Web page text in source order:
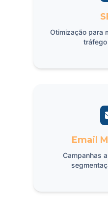
Otimização para
Email
Campanhas